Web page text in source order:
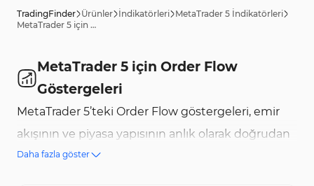
TradingFinder Ürünler İndikatörleri MetaTrader 5 İndikatörleri
MetaTrader 5 için Order Flow Göstergeleri
MetaTrader 5 için Order Flow
Göstergeleri
MetaTrader 5’teki Order Flow göstergeleri, emir
akışının ve piyasa yapısının anlık olarak doğrudan
izlenmesi için kullanılır. Bu göstergeler, Piyasa
Daha fazla göster